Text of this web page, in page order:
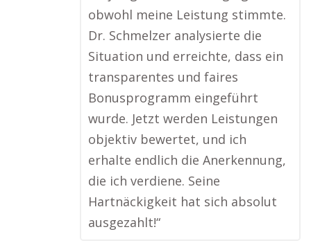
obwohl meine Leistung stimmte.
Dr. Schmelzer analysierte die
Situation und erreichte, dass ein
transparentes und faires
Bonusprogramm eingeführt
wurde. Jetzt werden Leistungen
objektiv bewertet, und ich
erhalte endlich die Anerkennung,
die ich verdiene. Seine
Hartnäckigkeit hat sich absolut
ausgezahlt!“